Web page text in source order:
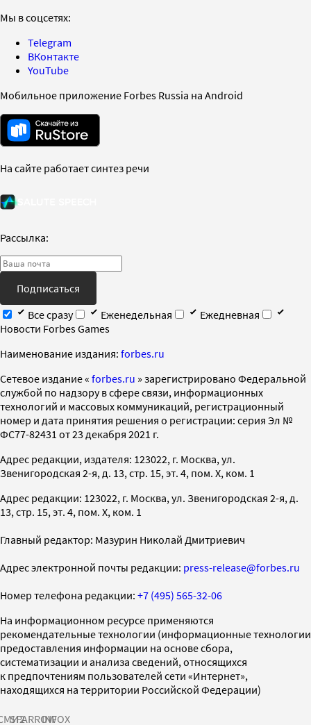
Мы в соцсетях:
Telegram
ВКонтакте
YouTube
Мобильное приложение Forbes Russia на Android
На сайте работает синтез речи
Рассылка:
Подписаться
Все сразу
Еженедельная
Ежедневная
Новости Forbes Games
Наименование издания: forbes.ru
Cетевое издание « forbes.ru » зарегистрировано Федеральной
службой по надзору в сфере связи, информационных
технологий и массовых коммуникаций, регистрационный
номер и дата принятия решения о регистрации: серия Эл №
ФС77-82431 от 23 декабря 2021 г.
Адрес редакции, издателя: 123022, г. Москва, ул.
Звенигородская 2-я, д. 13, стр. 15, эт. 4, пом. X, ком. 1
Адрес редакции: 123022, г. Москва, ул. Звенигородская 2-я, д.
13, стр. 15, эт. 4, пом. X, ком. 1
Главный редактор: Мазурин Николай Дмитриевич
Адрес электронной почты редакции: press-release@forbes.ru
Номер телефона редакции: +7 (495) 565-32-06
На информационном ресурсе применяются
рекомендательные технологии (информационные технологии
предоставления информации на основе сбора,
систематизации и анализа сведений, относящихся
к предпочтениям пользователей сети «Интернет»,
находящихся на территории Российской Федерации)
SPARROWINFOX